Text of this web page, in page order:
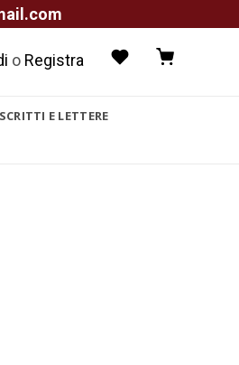
o Registra
E LETTERE